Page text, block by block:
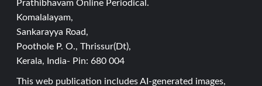
Prathibhavam Online Periodical.
Komalalayam,
Sankarayya Road,
Poothole P. O., Thrissur(Dt),
Kerala, India- Pin: 680 004
This web publication includes AI-generated images,